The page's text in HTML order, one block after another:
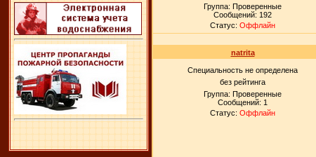
Группа: Проверенные
Сообщений: 192
Статус: Оффлайн
natrita
Специальность не определена
без рейтинга
Группа: Проверенные
Сообщений: 1
Статус: Оффлайн